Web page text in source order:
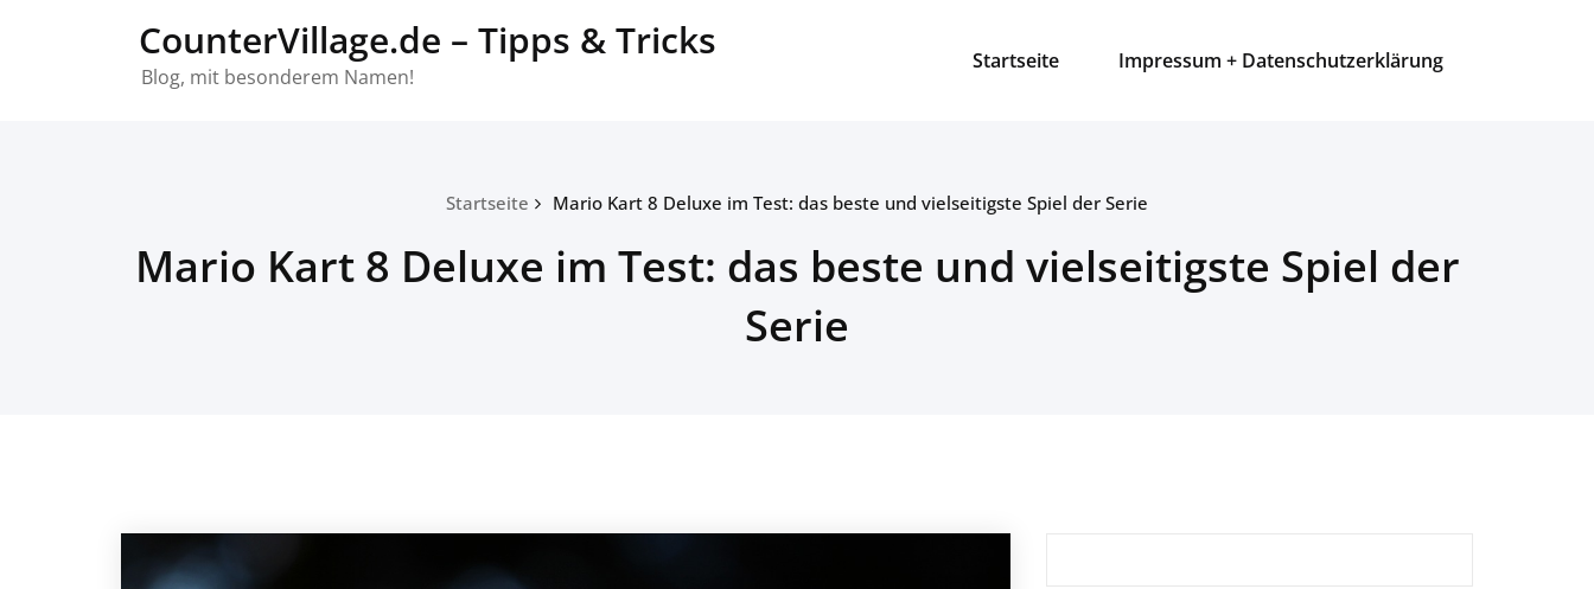
CounterVillage.de – Tipps & Tricks
Blog, mit besonderem Namen!
Startseite Impressum + Datenschutzerklärung
Startseite Mario Kart 8 Deluxe im Test: das beste und vielseitigste Spiel der Serie
Mario Kart 8 Deluxe im Test: das beste und vielseitigste Spiel der
Serie